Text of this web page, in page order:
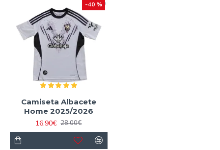
-40 %
Camiseta Albacete
Home 2025/2026
16.90€ 28.00€